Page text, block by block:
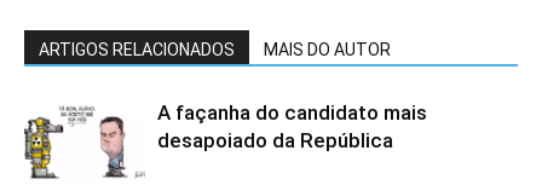
ARTIGOS RELACIONADOS MAIS DO AUTOR
A façanha do candidato mais
desapoiado da República